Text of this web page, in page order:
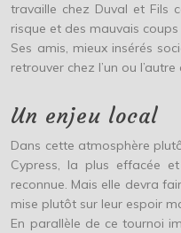
travaille chez Duval et Fils
risque et des mauvais
Ses amis, mieux insérés
retrouver chez l’un ou
Un enjeu local
Dans cette atmosphère
Cypress, la plus effacée
reconnue. Mais elle devra
mise plutôt sur leur espoir
En parallèle de ce tournoi